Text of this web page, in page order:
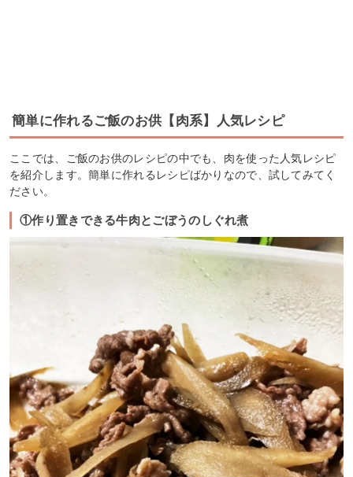
簡単に作れるご飯のお供【肉系】人気レシピ
ここでは、ご飯のお供のレシピの中でも、肉を使った人気レシピ
を紹介します。簡単に作れるレシピばかりなので、試してみてく
ださい。
①作り置きできる牛肉とごぼうのしぐれ煮